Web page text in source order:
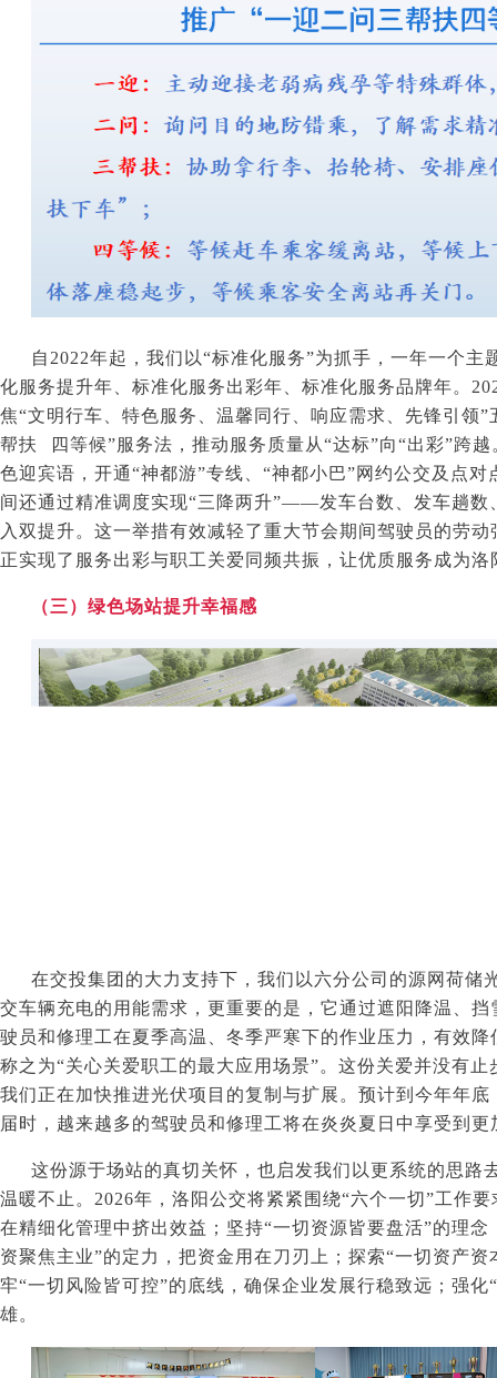
自 2022年起，我们以“标准化服务”为抓手，一年一个主
化服务提升年、标准化服务出彩年、标准化服务品牌年。
焦“文明行车、特色服务、温馨同行、响应需求、先锋引领
帮扶
四等候”服务法，推动服务质量从“达标”向“出彩”跨
色迎宾语，开通“神都游”专线、“神都小巴”网约公交及点
间还通过精准调度实现“三降两升”——发车台数、发车趟数
入双提升。这一举措有效减轻了重大节会期间驾驶员的劳
正实现了服务出彩与职工关爱同频共振，让优质服务成为
（三）绿色场站提升幸福感
在交投集团的大力支持下，我们以六分公司的源网荷储
交车辆充电的用能需求，更重要的是，它通过遮阳降温、
驶员和修理工在夏季高温、冬季严寒下的作业压力，有效
称之为“关心关爱职工的最大应用场景”。这份关爱并没有
我们正在加快推进光伏项目的复制与扩展。预计到今年年
届时，越来越多的驾驶员和修理工将在炎炎夏日中享受到
这份源于场站的真切关怀，也启发我们以更系统的思路
温暖不止。 2026年，洛阳公交将紧紧围绕“六个一切”工作
在精细化管理中挤出效益；坚持“一切资源皆要盘活”的理
资聚焦主业”的定力，把资金用在刀刃上；探索“一切资产
牢“一切风险皆可控”的底线，确保企业发展行稳致远；强
雄。